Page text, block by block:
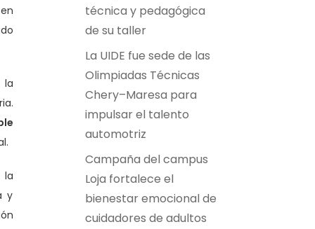
la
la
y
técnica y pedagógica
de su taller
La UIDE fue sede de las
Olimpiadas Técnicas
Chery–Maresa para
impulsar el talento
automotriz
Campaña del campus
Loja fortalece el
bienestar emocional de
cuidadores de adultos